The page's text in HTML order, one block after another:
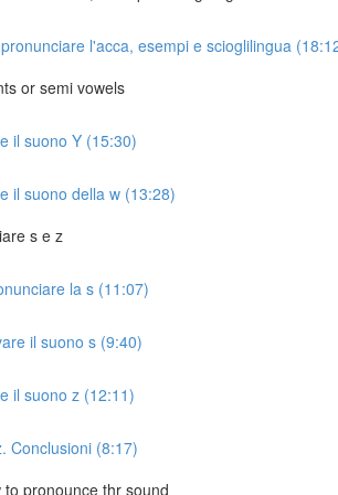
l'acca, esempi e scioglilingua
or semi vowels
il suono Y (15:30)
il suono della w (13:28)
s e z
la s (11:07)
il suono s (9:40)
il suono z (12:11)
Conclusioni (8:17)
pronounce thr sound